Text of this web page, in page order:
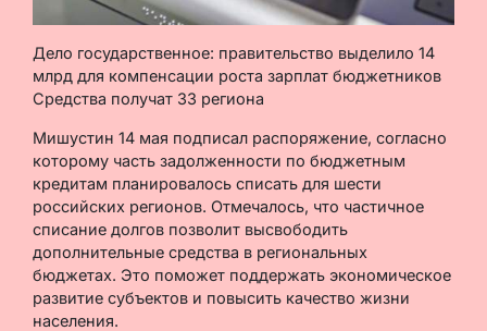
Дело государственное: правительство выделило 14
млрд для компенсации роста зарплат бюджетников
Средства получат 33 региона
Мишустин 14 мая подписал распоряжение, согласно
которому часть задолженности по бюджетным
кредитам планировалось списать для шести
российских регионов. Отмечалось, что частичное
списание долгов позволит высвободить
дополнительные средства в региональных
бюджетах. Это поможет поддержать экономическое
развитие субъектов и повысить качество жизни
населения.